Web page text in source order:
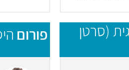
(סרטן
פורום